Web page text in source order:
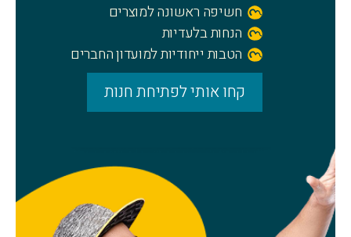
חשיפה ראשונה למוצרים
הנחות בלעדיות
הטבות ייחודיות למועדון החברים
קחו אותי לפתיחת חנות